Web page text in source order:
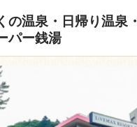
の温泉・日帰り温泉・
パー銭湯